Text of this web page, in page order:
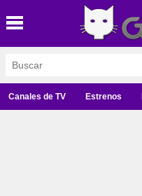
Canales de TV Estrenos